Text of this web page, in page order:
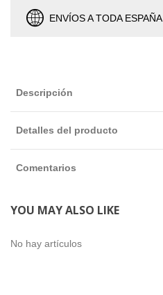
ENVÍOS A TODA ESPAÑA
Descripción
Detalles del producto
Comentarios
YOU MAY ALSO LIKE
No hay artículos